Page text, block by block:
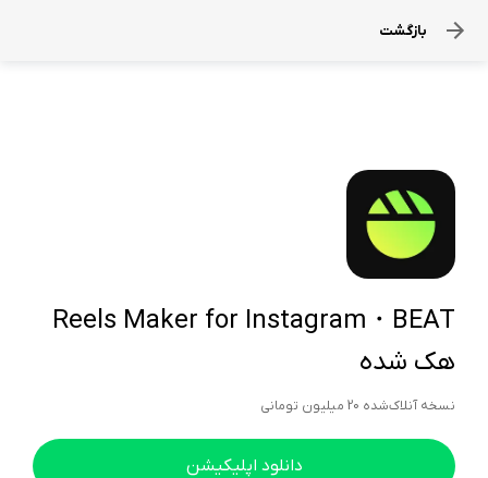
بازگشت
Reels Maker for Instagram・BEAT
هک شده
نسخه آنلاک‌شده 20 میلیون تومانی
دانلود اپلیکیشن